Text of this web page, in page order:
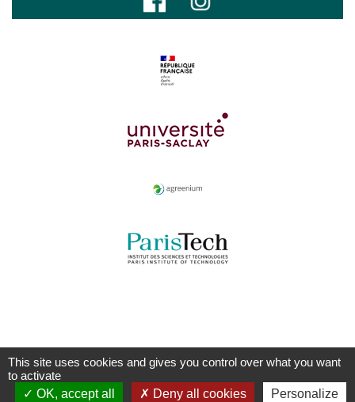
This site uses cookies and gives you control over what you want
to activate
OK, accept all
Deny all cookies Personalize